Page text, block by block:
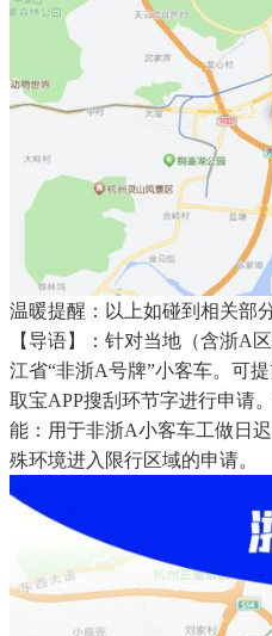
温暖提醒：以上如碰到相关部
【导语】：针对当地（含浙A
江省“非浙A号牌”小客车。可
取宝APP搜刮环节字进行申请
能：用于非浙A小客车工做日
殊环境进入限行区域的申请。